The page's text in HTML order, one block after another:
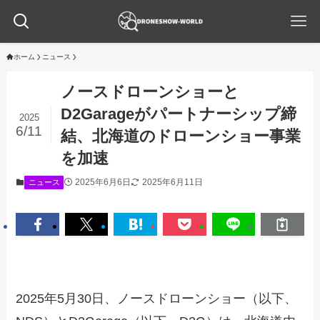
ホーム ニュース
ノースドローンショーと
D2Garageがパートナーシップ締
結、北海道のドローンショー事業
を加速
2025
6/11
ニュース 2025年6月6日 2025年6月11日
2025年5月30日、ノースドローンショー（以下、